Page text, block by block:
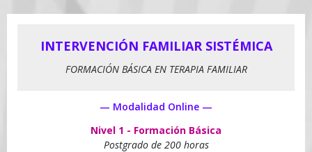
INTERVENCIÓN FAMILIAR SISTÉMICA
FORMACIÓN BÁSICA EN TERAPIA FAMILIAR
— Modalidad Online —
Nivel 1 - Formación Básica
Postgrado de 200 horas